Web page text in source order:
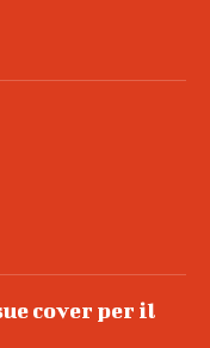
cover per il